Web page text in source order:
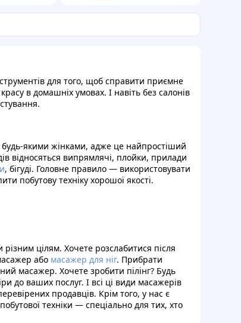
для того, щоб справити приємне
в домашніх умовах. І навіть без салонів
якими жінками, адже це найпростіший
відносяться випрямлячі, плойки, прилади
, бігуді. Головне правило — використовувати
побутову техніку хорошої якості.
цілям. Хочете розслабитися після
або масажер для ніг. Прибрати
масажер. Хочете зробити пілінг? Будь
до ваших послуг. І всі ці види масажерів
продавців. Крім того, у нас є
техніки — спеціально для тих, хто